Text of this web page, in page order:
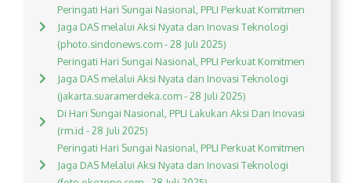
Peringati Hari Sungai Nasional, PPLI Perkuat Komitmen
Jaga DAS melalui Aksi Nyata dan Inovasi Teknologi
(photo.sindonews.com - 28 Juli 2025)
Peringati Hari Sungai Nasional, PPLI Perkuat Komitmen
Jaga DAS melalui Aksi Nyata dan Inovasi Teknologi
(jakarta.suaramerdeka.com - 28 Juli 2025)
Di Hari Sungai Nasional, PPLI Lakukan Aksi Dan Inovasi
(rm.id - 28 Juli 2025)
Peringati Hari Sungai Nasional, PPLI Perkuat Komitmen
Jaga DAS Melalui Aksi Nyata dan Inovasi Teknologi